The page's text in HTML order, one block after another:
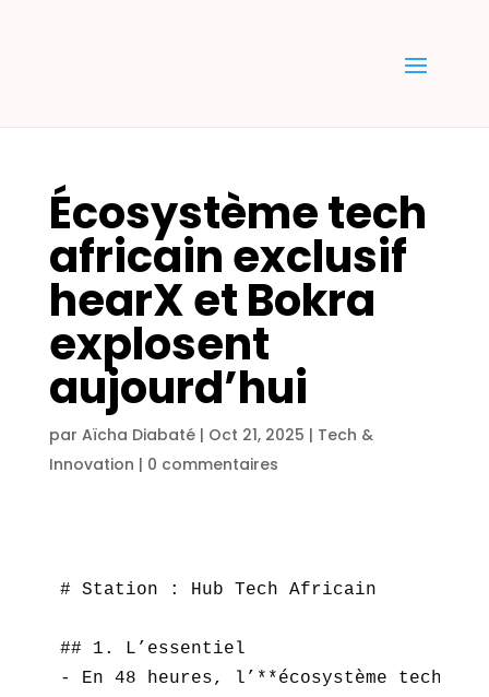
Écosystème tech
africain exclusif
hearX et Bokra
explosent
aujourd’hui
par Aïcha Diabaté| Oct 21, 2025 | Tech &
Innovation | 0 commentaires
# Station : Hub Tech Africain
## 1. L’essentiel
- En 48 heures, l’**écosystème